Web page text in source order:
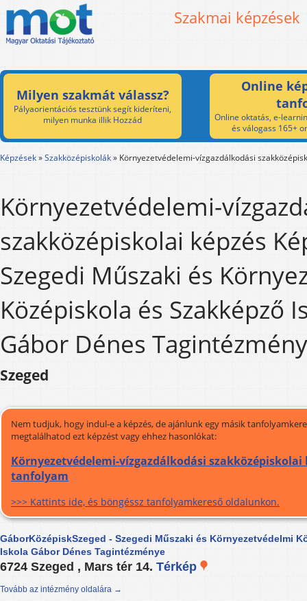
Szakmai képzések
Milyen szakmát válassz?
Pályaorientációs tesztünk segít kideríteni,
milyen munka illik Hozzád
Online
Online oktatás, e-
és válogass 165+
Képzések»Szakközépiskolák» Környezetvédelemi-vízgazdálkodási
Környezetvédelemi-
szakközépiskolai képzés
Szegedi Műszaki és
Középiskola és Szakképző
Gábor Dénes
Szeged
Nem tudjuk, hogy indul-e a képzés, de ajánlunk egy másik
megtalálhatod ezt képzést vagy ehhez hasonlókat:
Környezetvédelemi-vízgazdálkodási szakközépiskolai
tanfolyam
>>> Kattints ide, és böngéssz tanfolyamkereső oldalunkon.
GáborKözépiskSzeged - Szegedi Műszaki és Környezetvédelmi
Iskola Gábor Dénes Tagintézménye
6724 Szeged , Mars tér 14. Térkép
Tovább az intézmény oldalára →